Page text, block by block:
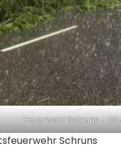
Feuerwehr Schruns –
Schruns